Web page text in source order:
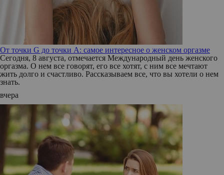
От точки G до точки A: самое интересное о женском оргазме
Сегодня, 8 августа, отмечается Международный день женского
оргазма. О нем все говорят, его все хотят, с ним все мечтают
жить долго и счастливо. Рассказываем все, что вы хотели о нем
знать.
вчера